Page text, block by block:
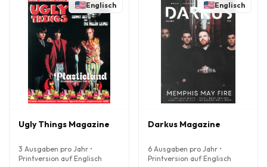
Englisch
Ugly Things Magazine
3 Ausgaben pro Jahr •
Printversion auf Englisch
Englisch
Darkus Magazine
6 Ausgaben pro Jahr •
Printversion auf Englisch